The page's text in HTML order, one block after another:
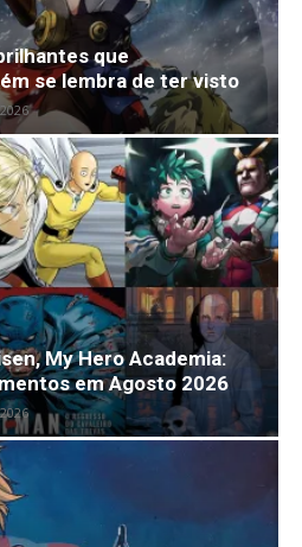
que
se lembra de ter visto
My Hero Academia:
em Agosto 2026